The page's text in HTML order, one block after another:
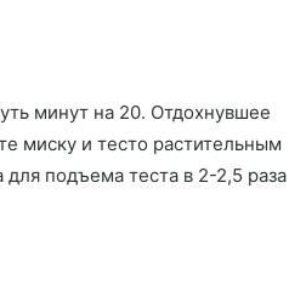
минут на 20. Отдохнувшее
миску и тесто растительным
для подъема теста в 2-2,5 раза